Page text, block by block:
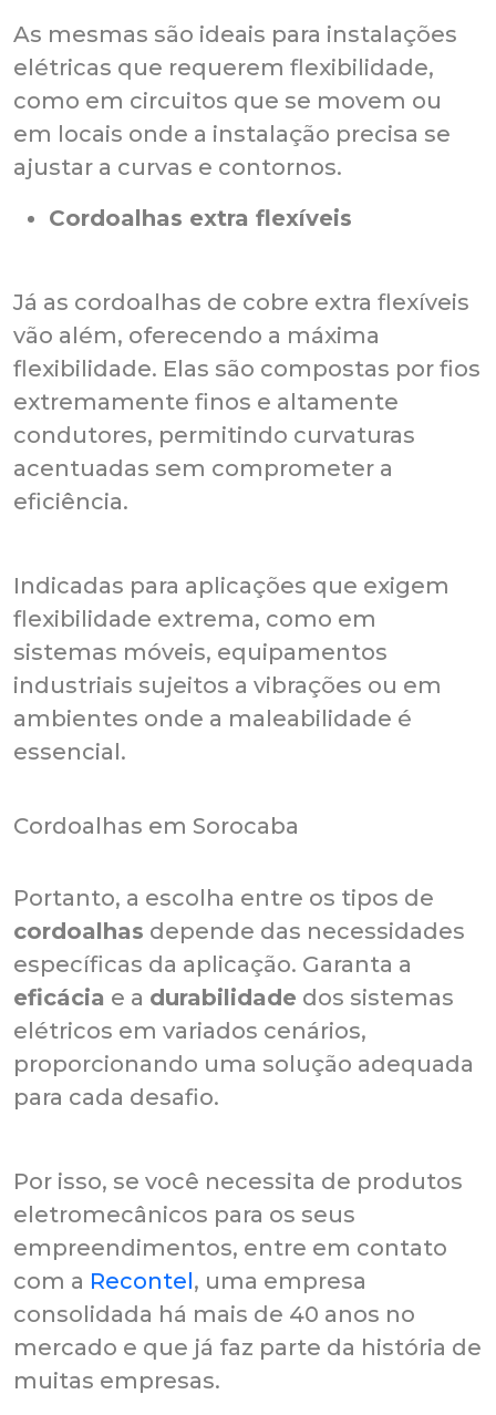
As mesmas são ideais para instalações
elétricas que requerem flexibilidade,
como em circuitos que se movem ou
em locais onde a instalação precisa se
ajustar a curvas e contornos.
Cordoalhas extra flexíveis
Já as cordoalhas de cobre extra flexíveis
vão além, oferecendo a máxima
flexibilidade. Elas são compostas por fios
extremamente finos e altamente
condutores, permitindo curvaturas
acentuadas sem comprometer a
eficiência.
Indicadas para aplicações que exigem
flexibilidade extrema, como em
sistemas móveis, equipamentos
industriais sujeitos a vibrações ou em
ambientes onde a maleabilidade é
essencial.‌
Cordoalhas em Sorocaba
Portanto, a escolha entre os tipos de
cordoalhas depende das necessidades
específicas da aplicação. Garanta a
eficácia e a durabilidade dos sistemas
elétricos em variados cenários,
proporcionando uma solução adequada
para cada desafio.
Por isso, se você necessita de produtos
eletromecânicos para os seus
empreendimentos, entre em contato
com a Recontel, uma empresa
consolidada há mais de 40 anos no
mercado e que já faz parte da história de
muitas empresas.